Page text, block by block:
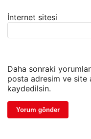
İnternet sitesi
Daha sonraki
posta adresim ve site
kaydedilsin.